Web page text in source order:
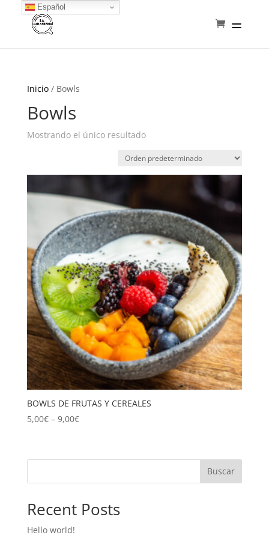
Inicio/ Bowls
Bowls
Mostrando el único resultado
BOWLS DE FRUTAS Y CEREALES
5,00€ – 9,00€
Buscar
Recent Posts
Hello world!
Español